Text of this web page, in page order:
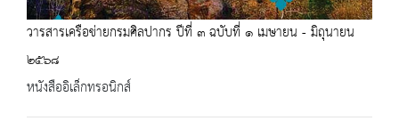
วารสารเครือข่ายกรมศิลปากร ปีที่ ๓ ฉบับที่ ๑ เมษายน - มิถุนายน
๒๕๖๘
หนังสืออิเล็กทรอนิกส์